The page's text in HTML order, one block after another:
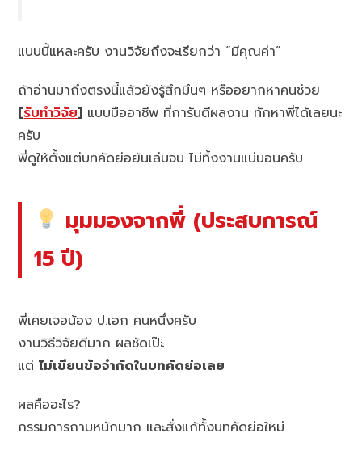
แบบนี้แหละครับ งานวิจัยถึงจะเรียกว่า “มีคุณค่า”
ถ้าอ่านมาถึงตรงนี้แล้วยังรู้สึกมึนๆ หรืออยากหาคนช่วย
[รับทำวิจัย] แบบมืออาชีพ ที่การันตีผลงาน ทักหาพี่ได้เลยนะ
ครับ
พี่ดูให้ตั้งแต่บทคัดย่อยันเล่มจบ ไม่ทิ้งงานแน่นอนครับ
มุมมองจากพี่ (ประสบการณ์
15 ปี)
พี่เคยเจอน้อง ป.เอก คนหนึ่งครับ
งานวิธีวิจัยดีมาก ผลชัดเป๊ะ
แต่ไม่เขียนข้อจำกัดในบทคัดย่อเลย
ผลคืออะไร?
กรรมการถามหนักมาก และสั่งแก้ทั้งบทคัดย่อใหม่